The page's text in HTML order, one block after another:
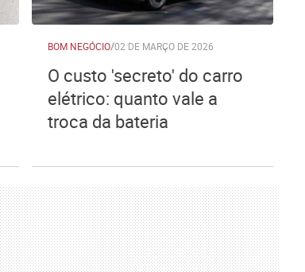
BOM NEGÓCIO/02 DE MARÇO DE 2026
O custo 'secreto' do carro
elétrico: quanto vale a
troca da bateria